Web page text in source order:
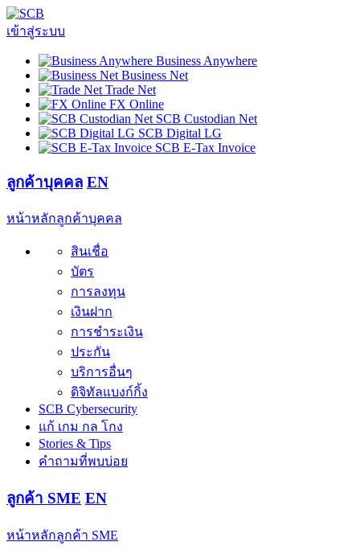
เข้าสู่ระบบ
Business Anywhere
Business Net
Trade Net
FX Online
SCB Custodian Net
SCB Digital LG
SCB E-Tax Invoice
ลูกค้าบุคคล EN
หน้าหลักลูกค้าบุคคล
สินเชื่อ
บัตร
การลงทุน
เงินฝาก
การชำระเงิน
ประกัน
บริการอื่นๆ
ดิจิทัลแบงก์กิ้ง
SCB Cybersecurity
แก้ เกม กล โกง
Stories & Tips
คำถามที่พบบ่อย
ลูกค้า SME EN
หน้าหลักลูกค้า SME